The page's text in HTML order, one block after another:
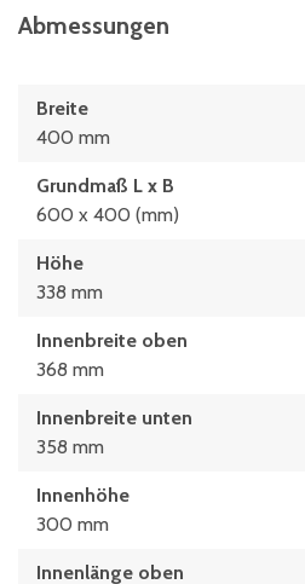
Abmessungen
Breite
400 mm
Grundmaß L x B
600 x 400 (mm)
Höhe
338 mm
Innenbreite oben
368 mm
Innenbreite unten
358 mm
Innenhöhe
300 mm
Innenlänge oben